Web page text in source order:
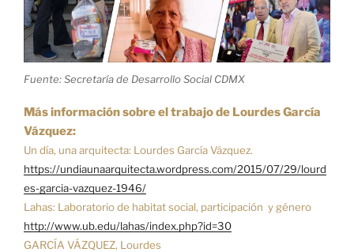
Fuente: Secretaría de Desarrollo Social CDMX
Más información sobre el trabajo de Lourdes García
Vázquez:
Un día, una arquitecta: Lourdes García Vázquez.
https://undiaunaarquitecta.wordpress.com/2015/07/29/lourd
es-garcia-vazquez-1946/
Lahas: Laboratorio de habitat social, participación y género
http://www.ub.edu/lahas/index.php?id=30
GARCÍA VÁZQUEZ, Lourdes